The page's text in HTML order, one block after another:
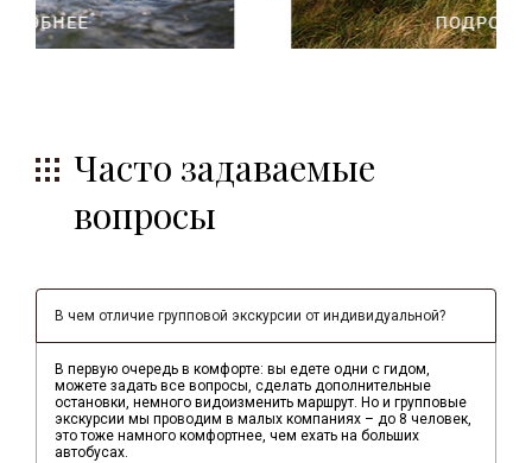
Часто задаваемые
вопросы
В чем отличие групповой экскурсии от индивидуальной?
В первую очередь в комфорте: вы едете одни с гидом,
можете задать все вопросы, сделать дополнительные
остановки, немного видоизменить маршрут. Но и групповые
экскурсии мы проводим в малых компаниях – до 8 человек,
это тоже намного комфортнее, чем ехать на больших
автобусах.